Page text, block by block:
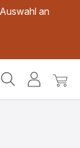
an
Mein
Mein